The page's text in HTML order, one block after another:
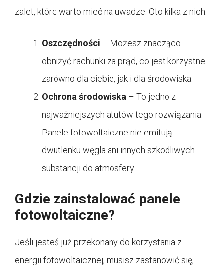
zalet, które warto mieć na uwadze. Oto kilka z nich:
Oszczędności – Możesz znacząco
obniżyć rachunki za prąd, co jest korzystne
zarówno dla ciebie, jak i dla środowiska.
Ochrona środowiska – To jedno z
najważniejszych atutów tego rozwiązania.
Panele fotowoltaiczne nie emitują
dwutlenku węgla ani innych szkodliwych
substancji do atmosfery.
Gdzie zainstalować panele
fotowoltaiczne?
Jeśli jesteś już przekonany do korzystania z
energii fotowoltaicznej, musisz zastanowić się,